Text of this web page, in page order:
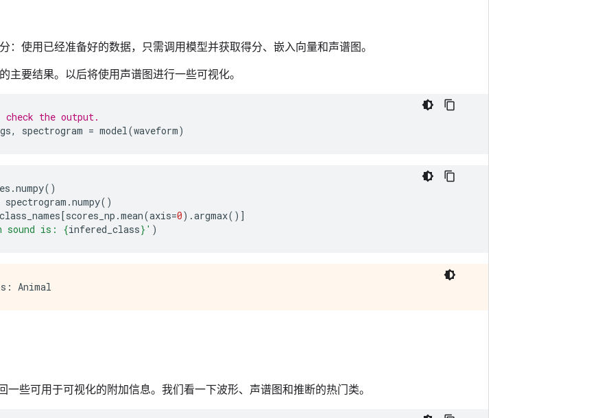
：使用已经准备好的数据，只需调用模型并获取得分、嵌入向量和声谱图。
主要结果。以后将使用声谱图进行一些可视化。
check the output.
, spectrogram = model(waveform)
.numpy()
spectrogram .numpy()
class_names[scores_np .mean(axis=0) .argmax()]
sound is: {infered_class} ' )
一些可用于可视化的附加信息。我们看一下波形、声谱图和推断的热门类。